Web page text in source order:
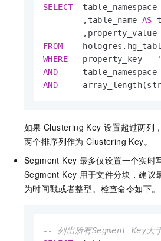
SELECT
  table_namespace
        ,table_name
AS
        ,property_value
FROM
WHERE
   property_key
=
AND
     table_namespace
AND
如果 Clustering Key 设置超过两列
两个排序列作为 Clustering Key。
Segment Key 最多仅设置一个实时
Segment Key 用于文件分块，建议
为时间戳或者整型。检查命令如下。
-- 列出所有Segment Key大